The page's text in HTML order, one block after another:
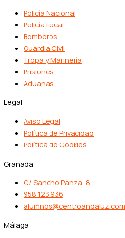
Policía Nacional
Policía Local
Bomberos
Guardia Civil
Tropa y Marinería
Prisiones
Aduanas
Legal
Aviso Legal
Política de Privacidad
Política de Cookies
Granada
C/ Sancho Panza, 8
958 123 936
alumnos@centroandaluz.com
Málaga